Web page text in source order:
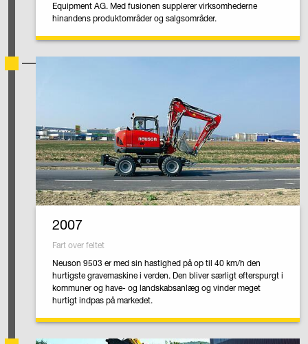
Equipment AG. Med fusionen supplerer virksomhederne
hinandens produktområder og salgsområder.
2007
Fart over feltet
Neuson 9503 er med sin hastighed på op til 40 km/h den
hurtigste gravemaskine i verden. Den bliver særligt efterspurgt i
kommuner og have- og landskabsanlæg og vinder meget
hurtigt indpas på markedet.